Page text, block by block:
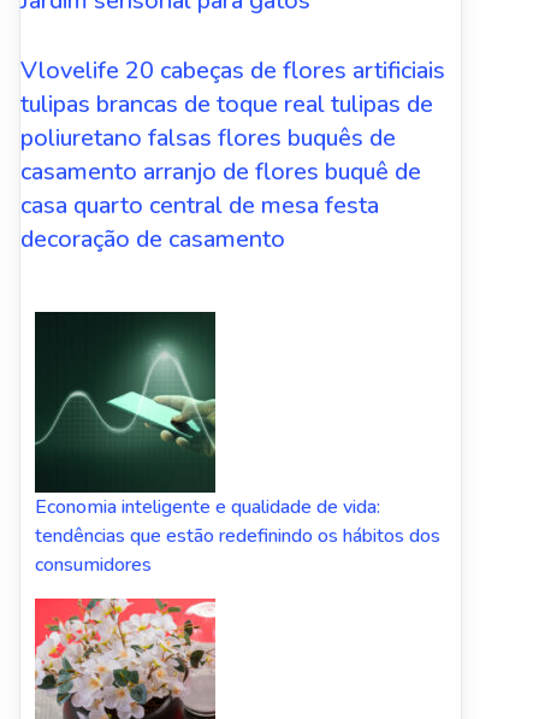
Vlovelife 20 cabeças de flores artificiais
tulipas brancas de toque real tulipas de
poliuretano falsas flores buquês de
casamento arranjo de flores buquê de
casa quarto central de mesa festa
decoração de casamento
Economia inteligente e qualidade de vida:
tendências que estão redefinindo os hábitos dos
consumidores